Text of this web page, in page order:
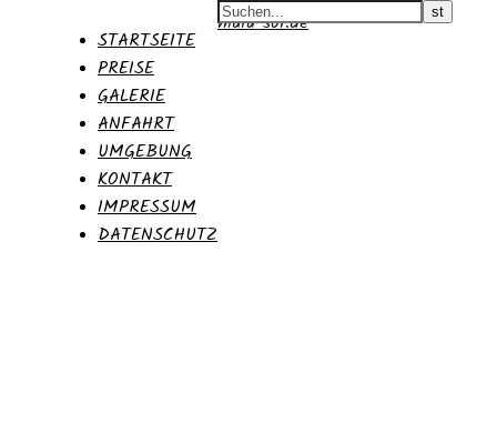
STARTSEITE
PREISE
GALERIE
ANFAHRT
UMGEBUNG
KONTAKT
IMPRESSUM
DATENSCHUTZ
malu-sol.de